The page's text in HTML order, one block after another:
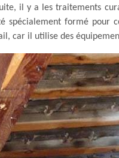
il y a les traitements
spécialement formé
car il utilise des